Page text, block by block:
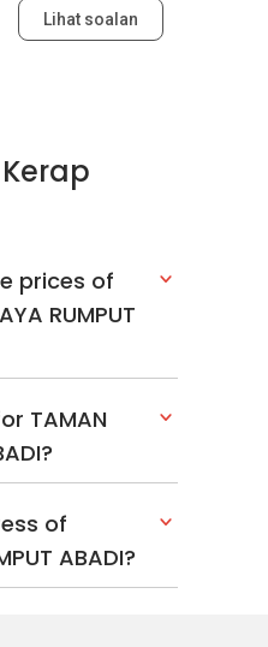
Lihat soalan
prices of
RUMPUT
TAMAN
of
ABADI?